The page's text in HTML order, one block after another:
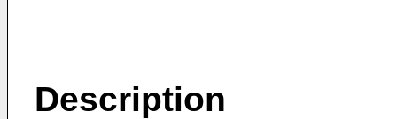
Description